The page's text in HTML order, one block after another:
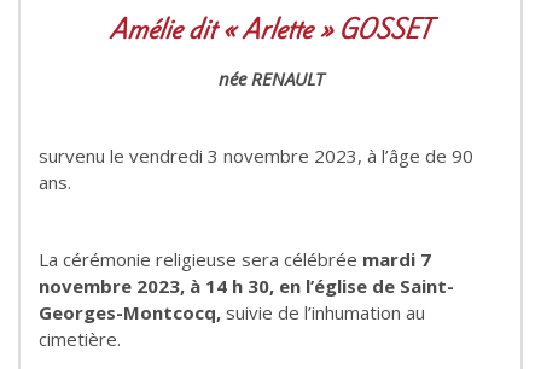
Amélie dit « Arlette » GOSSET
née RENAULT
survenu le vendredi 3 novembre 2023, à l’âge de 90
ans.
La cérémonie religieuse sera célébrée mardi 7
novembre 2023, à 14 h 30, en l’église de Saint-
Georges-Montcocq, suivie de l’inhumation au
cimetière.